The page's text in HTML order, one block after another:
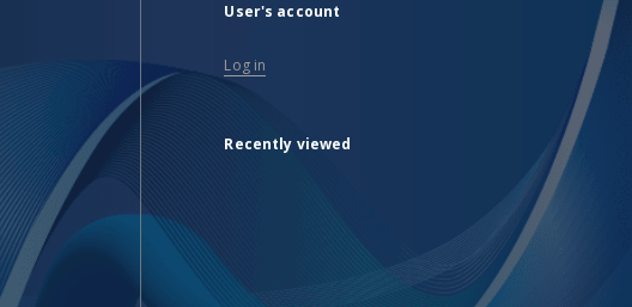
User's account
Log in
Recently viewed